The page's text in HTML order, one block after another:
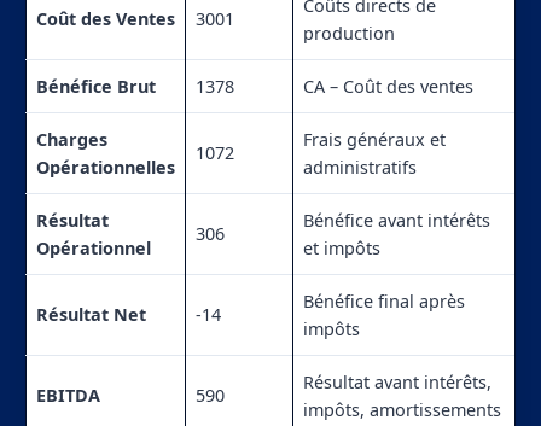
Coût des Ventes 3001
Coûts directs de
production
Bénéfice Brut 1378 CA – Coût des ventes
Charges
Opérationnelles
1072
Frais généraux et
administratifs
Résultat
Opérationnel
306
Bénéfice avant intérêts
et impôts
Résultat Net -14
Bénéfice final après
impôts
EBITDA 590
Résultat avant intérêts,
impôts, amortissements